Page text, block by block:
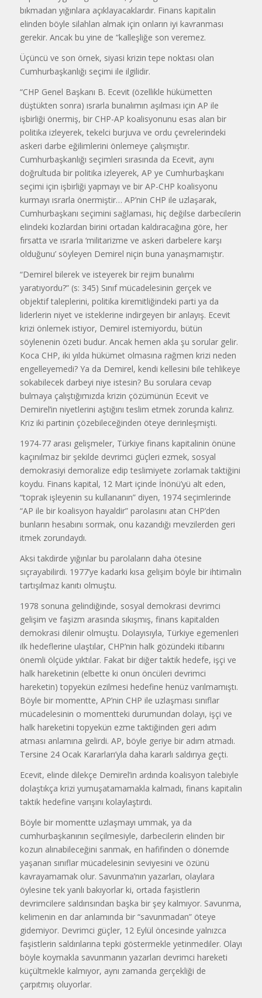
bıkmadan yığınlara açıklayacaklardır. Finans kapitalin
elinden böyle silahlan almak için onların iyi kavranması
gerekir. Ancak bu yine de “kalleşliğe son veremez.
Üçüncü ve son örnek, siyasi krizin tepe noktası olan
Cumhurbaşkanlığı seçimi ile ilgilidir.
“CHP Genel Başkanı B. Ecevit (özellikle hükümetten
düştükten sonra) ısrarla bunalımın aşılması için AP ile
işbirliği önermiş, bir CHP-AP koalisyonunu esas alan bir
politika izleyerek, tekelci burjuva ve ordu çevrelerindeki
askeri darbe eğilimlerini önlemeye çalışmıştır.
Cumhurbaşkanlığı seçimleri sırasında da Ecevit, aynı
doğrultuda bir politika izleyerek, AP ye Cumhurbaşkanı
seçimi için işbirliği yapmayı ve bir AP-CHP koalisyonu
kurmayı ısrarla önermiştir… AP’nin CHP ile uzlaşarak,
Cumhurbaşkanı seçimini sağlaması, hiç değilse darbecilerin
elindeki kozlardan birini ortadan kaldıracağına göre, her
fırsatta ve ısrarla ‘militarizme ve askeri darbelere karşı
olduğunu’ söyleyen Demirel niçin buna yanaşmamıştır.
“Demirel bilerek ve isteyerek bir rejim bunalımı
yaratıyordu?” (s: 345) Sınıf mücadelesinin gerçek ve
objektif taleplerini, politika kiremitliğindeki parti ya da
liderlerin niyet ve isteklerine indirgeyen bir anlayış. Ecevit
krizi önlemek istiyor, Demirel istemiyordu, bütün
söylenenin özeti budur. Ancak hemen akla şu sorular gelir.
Koca CHP, iki yılda hükümet olmasına rağmen krizi neden
engelleyemedi? Ya da Demirel, kendi kellesini bile tehlikeye
sokabilecek darbeyi niye istesin? Bu sorulara cevap
bulmaya çalıştığımızda krizin çözümünün Ecevit ve
Demirel’in niyetlerini aştığını teslim etmek zorunda kalırız.
Kriz iki partinin çözebileceğinden öteye derinleşmişti.
1974-77 arası gelişmeler, Türkiye finans kapitalinin önüne
kaçınılmaz bir şekilde devrimci güçleri ezmek, sosyal
demokrasiyi demoralize edip teslimiyete zorlamak taktiğini
koydu. Finans kapital, 12 Mart içinde İnönü’yü alt eden,
“toprak işleyenin su kullananın” diyen, 1974 seçimlerinde
“AP ile bir koalisyon hayaldir” parolasını atan CHP’den
bunların hesabını sormak, onu kazandığı mevzilerden geri
itmek zorundaydı.
Aksi takdirde yığınlar bu parolaların daha ötesine
sıçrayabilirdi. 1977’ye kadarki kısa gelişim böyle bir ihtimalin
tartışılmaz kanıtı olmuştu.
1978 sonuna gelindiğinde, sosyal demokrasi devrimci
gelişim ve faşizm arasında sıkışmış, finans kapitalden
demokrasi dilenir olmuştu. Dolayısıyla, Türkiye egemenleri
ilk hedeflerine ulaştılar, CHP’nin halk gözündeki itibarını
önemli ölçüde yıktılar. Fakat bir diğer taktik hedefe, işçi ve
halk hareketinin (elbette ki onun öncüleri devrimci
hareketin) topyekün ezilmesi hedefine henüz varılmamıştı.
Böyle bir momentte, AP’nin CHP ile uzlaşması sınıflar
mücadelesinin o momentteki durumundan dolayı, işçi ve
halk hareketini topyekün ezme taktiğinden geri adım
atması anlamına gelirdi. AP, böyle geriye bir adım atmadı.
Tersine 24 Ocak Kararları’yla daha kararlı saldırıya geçti.
Ecevit, elinde dilekçe Demirel’in ardında koalisyon talebiyle
dolaştıkça krizi yumuşatamamakla kalmadı, finans kapitalin
taktik hedefine varışını kolaylaştırdı.
Böyle bir momentte uzlaşmayı ummak, ya da
cumhurbaşkanının seçilmesiyle, darbecilerin elinden bir
kozun alınabileceğini sanmak, en hafifinden o dönemde
yaşanan sınıflar mücadelesinin seviyesini ve özünü
kavrayamamak olur. Savunma’nın yazarları, olaylara
öylesine tek yanlı bakıyorlar ki, ortada faşistlerin
devrimcilere saldırısından başka bir şey kalmıyor. Savunma,
kelimenin en dar anlamında bir “savunmadan” öteye
gidemiyor. Devrimci güçler, 12 Eylül öncesinde yalnızca
faşistlerin saldırılarına tepki göstermekle yetinmediler. Olayı
böyle koymakla savunmanın yazarları devrimci hareketi
küçültmekle kalmıyor, aynı zamanda gerçekliği de
çarpıtmış oluyorlar.